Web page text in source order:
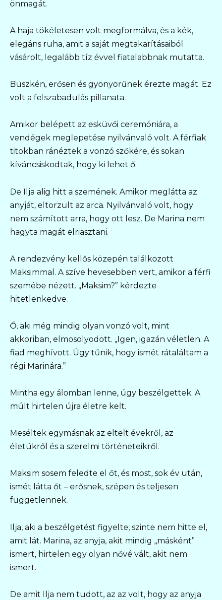
önmagát.
A haja tökéletesen volt megformálva, és a kék,
elegáns ruha, amit a saját megtakarításaiból
vásárolt, legalább tíz évvel fiatalabbnak mutatta.
Büszkén, erősen és gyönyörűnek érezte magát. Ez
volt a felszabadulás pillanata.
Amikor belépett az esküvői ceremóniára, a
vendégek meglepetése nyilvánvaló volt. A férfiak
titokban ránéztek a vonzó szőkére, és sokan
kíváncsiskodtak, hogy ki lehet ő.
De Ilja alig hitt a szemének. Amikor meglátta az
anyját, eltorzult az arca. Nyilvánvaló volt, hogy
nem számított arra, hogy ott lesz. De Marina nem
hagyta magát elriasztani.
A rendezvény kellős közepén találkozott
Maksimmal. A szíve hevesebben vert, amikor a férfi
szemébe nézett. „Maksim?” kérdezte
hitetlenkedve.
Ő, aki még mindig olyan vonzó volt, mint
akkoriban, elmosolyodott. „Igen, igazán véletlen. A
fiad meghívott. Úgy tűnik, hogy ismét rátaláltam a
régi Marinára.”
Mintha egy álomban lenne, úgy beszélgettek. A
múlt hirtelen újra életre kelt.
Meséltek egymásnak az eltelt évekről, az
életükről és a szerelmi történeteikről.
Maksim sosem feledte el őt, és most, sok év után,
ismét látta őt – erősnek, szépen és teljesen
függetlennek.
Ilja, aki a beszélgetést figyelte, szinte nem hitte el,
amit lát. Marina, az anyja, akit mindig „másként”
ismert, hirtelen egy olyan nővé vált, akit nem
ismert.
De amit Ilja nem tudott, az az volt, hogy az anyja